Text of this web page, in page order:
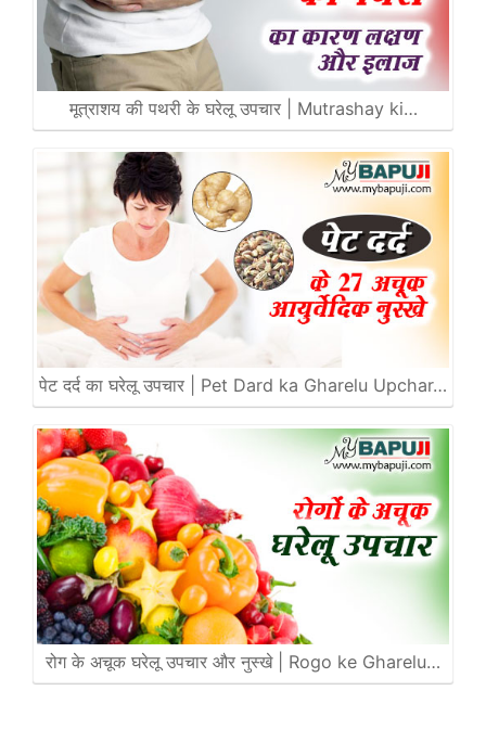
मूत्राशय की पथरी के घरेलू उपचार | Mutrashay ki…
पेट दर्द का घरेलू उपचार | Pet Dard ka Gharelu Upchar…
रोग के अचूक घरेलू उपचार और नुस्खे | Rogo ke Gharelu…